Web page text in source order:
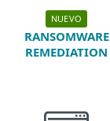
NUEVO
RANSOMWARE
REMEDIATION